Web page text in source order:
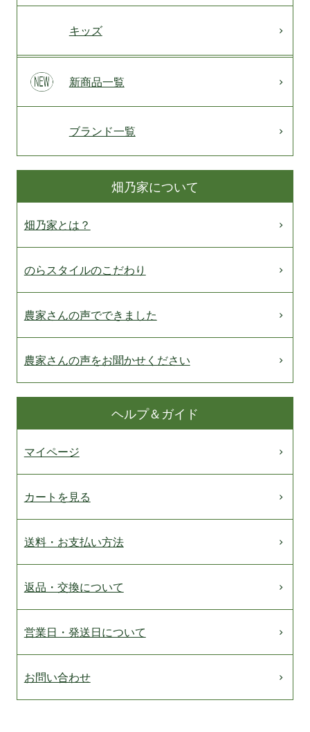
キッズ
新商品一覧
ブランド一覧
畑乃家について
畑乃家とは？
のらスタイルのこだわり
農家さんの声でできました
農家さんの声をお聞かせください
ヘルプ＆ガイド
マイページ
カートを見る
送料・お支払い方法
返品・交換について
営業日・発送日について
お問い合わせ